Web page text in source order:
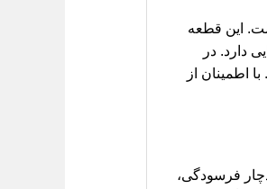
این قطعه
دارد. در
اطمینان از
فرسودگی،